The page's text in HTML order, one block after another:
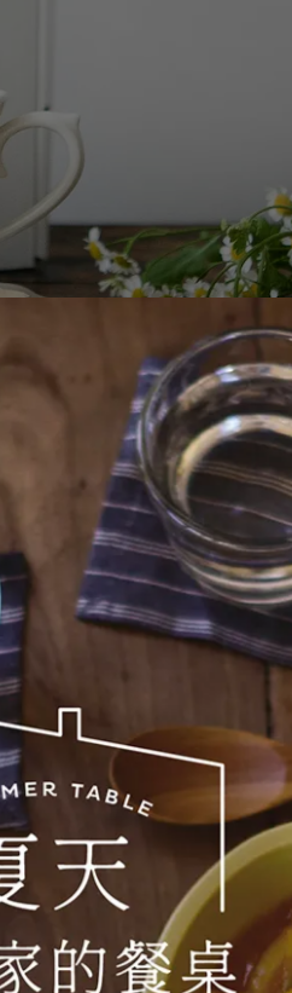
用息息相關的實用功能，例如
品飲都是一種享受～
，也能為日常生活增添趣味。
如商務會議或家庭聚會，可挑選